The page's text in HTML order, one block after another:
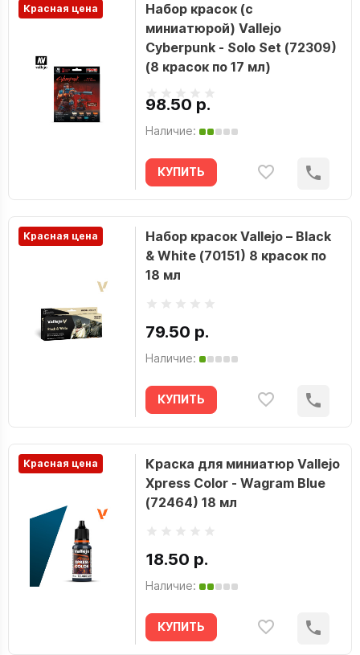
Красная цена
Набор красок (с
миниатюрой) Vallejo
Cyberpunk - Solo Set (72309)
(8 красок по 17 мл)
98.50 р.
Наличие:
КУПИТЬ
Красная цена
Набор красок Vallejo – Black
& White (70151) 8 красок по
18 мл
79.50 р.
Наличие:
КУПИТЬ
Красная цена
Краска для миниатюр Vallejo
Xpress Color - Wagram Blue
(72464) 18 мл
18.50 р.
Наличие:
КУПИТЬ